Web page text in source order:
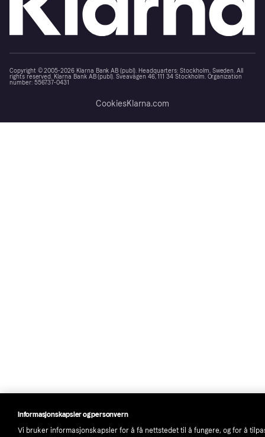
Copyright © 2005-2026 Klarna Bank AB (publ). Headquarters: Stockholm, Sweden. All
rights reserved. Klarna Bank AB (publ). Sveavägen 46, 111 34 Stockholm. Organization
number: 556737-0431
CookiesKlarna.com
Informasjonskapsler og personvern
Vi bruker informasjonskapsler for å få nettstedet til å fungere, og for å